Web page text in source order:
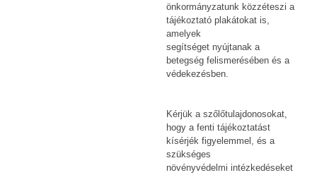
önkormányzatunk közzéteszi a
tájékoztató plakátokat is,
amelyek
segítséget nyújtanak a
betegség felismerésében és a
védekezésben.
Kérjük a szőlőtulajdonosokat,
hogy a fenti tájékoztatást
kísérjék figyelemmel, és a
szükséges
növényvédelmi intézkedéseket